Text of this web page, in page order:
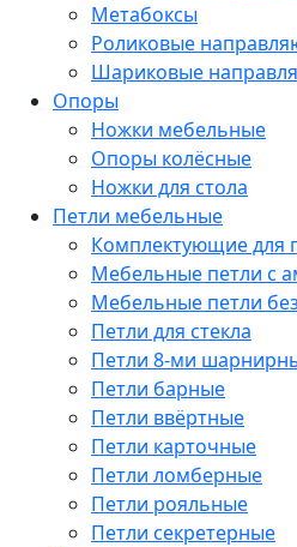
Метабоксы
Роликовые
Шариковые
Опоры
Ножки мебельные
Опоры колёсные
Ножки для стола
Петли мебельные
Комплектующие для
Мебельные петли с
Мебельные петли
Петли для стекла
Петли 8-ми
Петли барные
Петли ввёртные
Петли карточные
Петли ломберные
Петли рояльные
Петли секретерные